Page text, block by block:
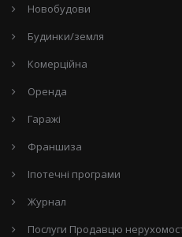
Новобудови
Будинки/земля
Комерційна
Оренда
Гаражі
Франшиза
Іпотечні програми
Журнал
Послуги Продавцю